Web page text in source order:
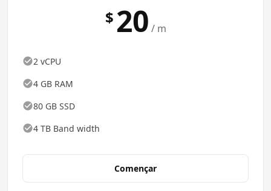
$ 20 / m
2 vCPU
4 GB RAM
80 GB SSD
4 TB Band width
Començar